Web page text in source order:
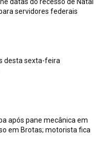
servidores federais
desta sexta-feira
após pane mecânica em
em Brotas; motorista fica